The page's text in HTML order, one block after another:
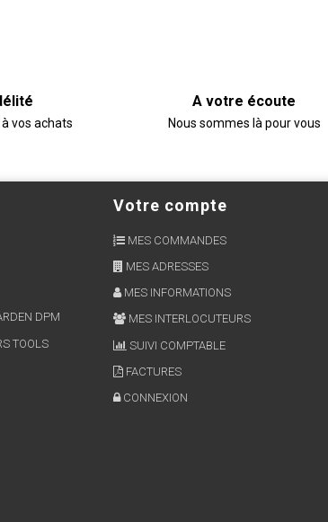
vos achats
A votre écoute
Nous sommes là pour vous
DPM
TOOLS
Votre compte
MES COMMANDES
MES ADRESSES
MES INFORMATIONS
MES INTERLOCUTEURS
SUIVI COMPTABLE
FACTURES
CONNEXION